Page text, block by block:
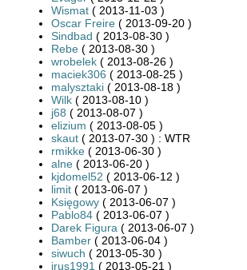
Wismat ( 2013-11-03 )
Oscar Freire ( 2013-09-20 )
Sindbad ( 2013-08-30 )
Rebe ( 2013-08-30 )
wrobelek ( 2013-08-26 )
maciek306 ( 2013-08-25 )
malysztaki ( 2013-08-18 )
Wilk ( 2013-08-10 )
j68 ( 2013-08-07 )
elizium ( 2013-08-05 )
skaut ( 2013-07-30 ) : WTR
rmikke ( 2013-06-30 )
alne ( 2013-06-20 )
kjdomel52 ( 2013-06-12 )
limit ( 2013-06-07 )
Księgowy ( 2013-06-07 )
Pablo84 ( 2013-06-07 )
Darek Figura ( 2013-06-07 )
Bamber ( 2013-06-04 )
siwuch ( 2013-05-30 )
irus1991 ( 2013-05-21 )